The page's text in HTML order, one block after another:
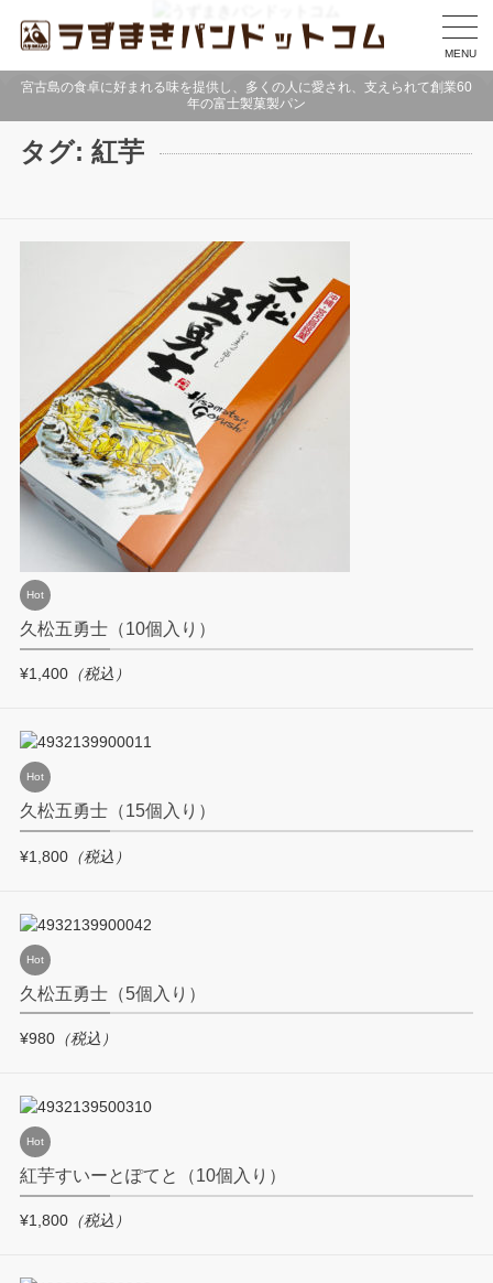
MENU
宮古島の食卓に好まれる味を提供し、多くの人に愛され、支えられて創業60
年の富士製菓製パン
タグ: 紅芋
Hot
久松五勇士（10個入り）
¥1,400（税込）
Hot
久松五勇士（15個入り）
¥1,800（税込）
Hot
久松五勇士（5個入り）
¥980（税込）
Hot
紅芋すいーとぽてと（10個入り）
¥1,800（税込）